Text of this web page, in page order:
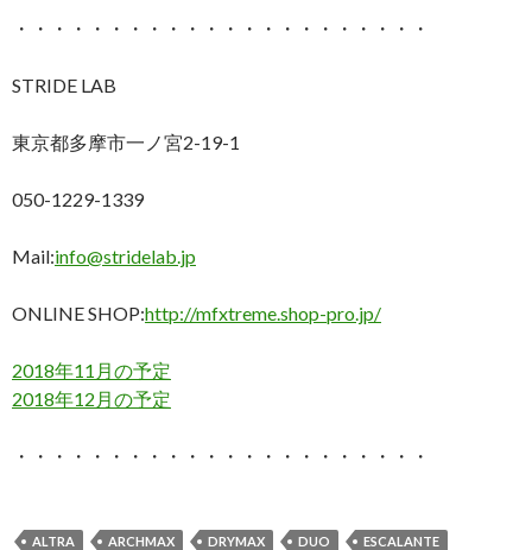
・・・・・・・・・・・・・・・・・・・・・・
STRIDE LAB
東京都多摩市一ノ宮2-19-1
050-1229-1339
Mail:info@stridelab.jp
ONLINE SHOP:http://mfxtreme.shop-pro.jp/
2018年11月の予定
2018年12月の予定
・・・・・・・・・・・・・・・・・・・・・・
ALTRA ARCHMAX DRYMAX DUO ESCALANTE